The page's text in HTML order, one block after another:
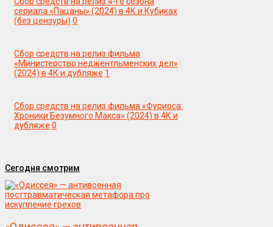
сериала «Пацаны» (2024) в 4К и Кубиках
(без цензуры) 0
Сбор средств на релиз фильма
«Министерство неджентльменских дел»
(2024) в 4К и дубляже 1
Сбор средств на релиз фильма «Фуриоса:
Хроники Безумного Макса» (2024) в 4К и
дубляже 0
Сегодня смотрим